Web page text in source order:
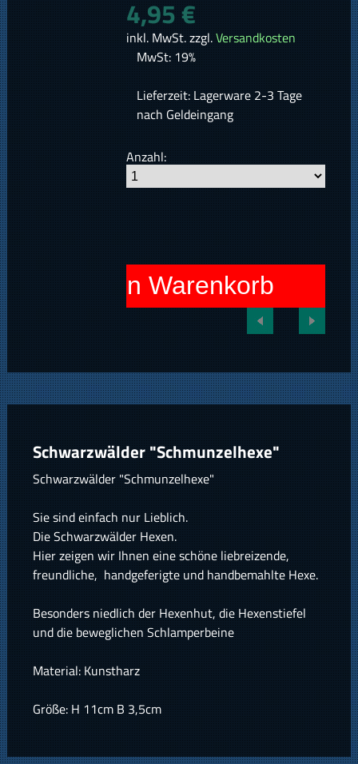
4,95 €
inkl. MwSt. zzgl.Versandkosten
MwSt: 19%
Lieferzeit: Lagerware 2-3 Tage
nach Geldeingang
Anzahl:
In den Warenkorb
Schwarzwälder "Schmunzelhexe"
Schwarzwälder "Schmunzelhexe"
Sie sind einfach nur Lieblich.
Die Schwarzwälder Hexen.
Hier zeigen wir Ihnen eine schöne liebreizende,
freundliche, handgeferigte und handbemahlte Hexe.
Besonders niedlich der Hexenhut, die Hexenstiefel
und die beweglichen Schlamperbeine
Material: Kunstharz
Größe: H 11cm B 3,5cm